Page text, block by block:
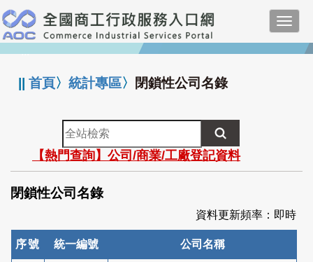
跳
到
主
要
:::
||首頁〉統計專區〉 閉鎖性公司名錄
全
站
檢
索
【熱門查詢】公司/商業/工廠登記資料
閉鎖性公司名錄
資料更新頻率：即時
序號 統一編號 公司名稱